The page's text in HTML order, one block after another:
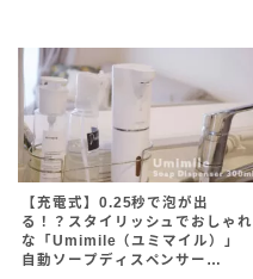
おっくん
家族向けガジェ
おっくんです！デザイナ
す。お気に入りのガジェ
ッズなど幅広く紹介して
【充電式】0.25秒で泡が出
る！？スタイリッシュでおしゃれ
な「Umimile（ユミマイル）」
自動ソープディスペンサー